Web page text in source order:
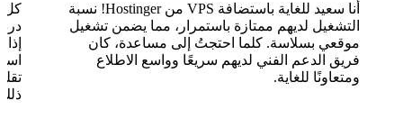
أنا سعيد للغاية باستضافة VPS من Hostinger! نسبة
التشغيل لديهم ممتازة باستمرار، مما يضمن تشغيل
موقعي بسلاسة. كلما احتجتُ إلى مساعدة، كان
فريق الدعم الفني لديهم سريعًا وواسع الاطلاع
ومتعاونًا للغاية.